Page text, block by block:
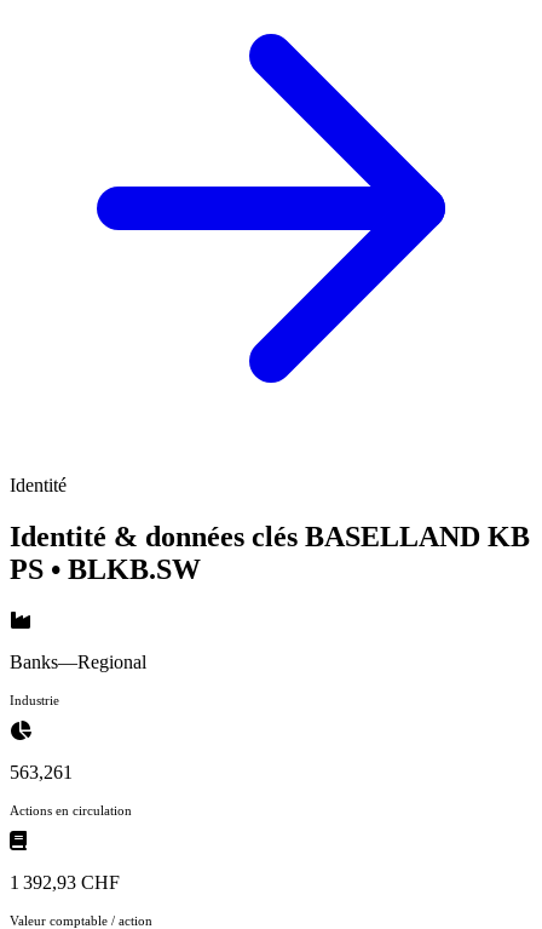
Identité
Identité & données clés BASELLAND KB
PS • BLKB.SW
Banks—Regional
Industrie
563,261
Actions en circulation
1 392,93 CHF
Valeur comptable / action